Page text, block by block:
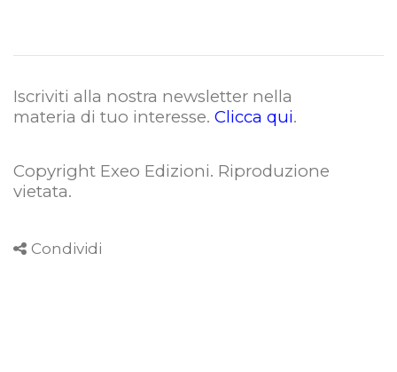
Iscriviti alla nostra newsletter nella
materia di tuo interesse. Clicca qui.
Copyright Exeo Edizioni. Riproduzione
vietata.
Condividi